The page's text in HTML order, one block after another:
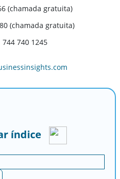
(chamada gratuita)
(chamada gratuita)
744 740 1245
índice